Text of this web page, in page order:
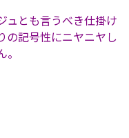
ュとも言うべき仕掛け
の記号性にニヤニヤし